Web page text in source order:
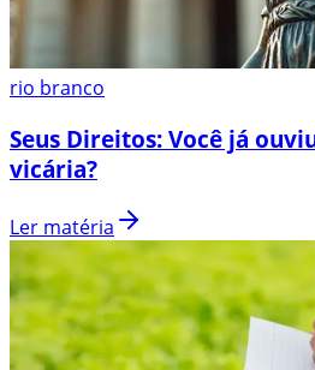
rio branco
Seus Direitos: Você já
vicária?
Ler matéria